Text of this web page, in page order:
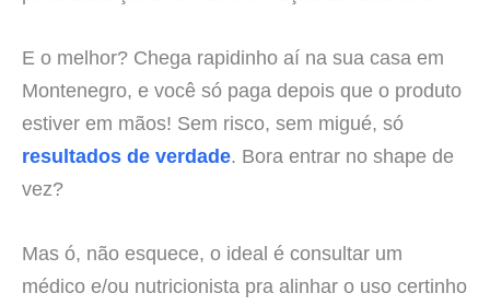
E o melhor? Chega rapidinho aí na sua casa em
Montenegro, e você só paga depois que o produto
estiver em mãos! Sem risco, sem migué, só
resultados de verdade. Bora entrar no shape de
vez?
Mas ó, não esquece, o ideal é consultar um
médico e/ou nutricionista pra alinhar o uso certinho